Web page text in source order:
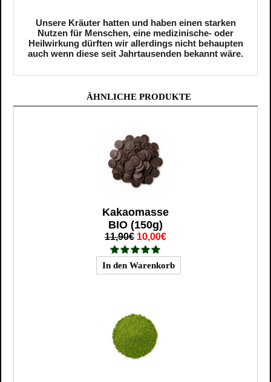
Unsere Kräuter hatten und haben einen starken
Nutzen für Menschen, eine medizinische- oder
Heilwirkung dürften wir allerdings nicht behaupten
auch wenn diese seit Jahrtausenden bekannt wäre.
ÄHNLICHE PRODUKTE
Kakaomasse
BIO (150g)
11,90€ 10,00€